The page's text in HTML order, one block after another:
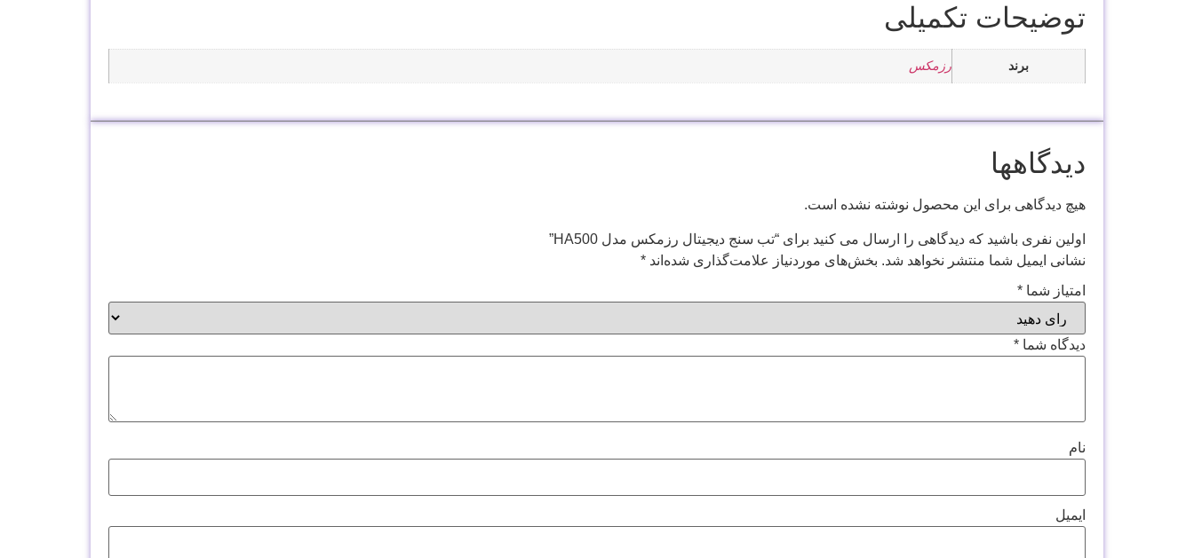
توضیحات تکمیلی
برند رزمکس
دیدگاهها
هیچ دیدگاهی برای این محصول نوشته نشده است.
اولین نفری باشید که دیدگاهی را ارسال می کنید برای “تب سنج دیجیتال رزمکس مدل HA500”
نشانی ایمیل شما منتشر نخواهد شد. بخش‌های موردنیاز علامت‌گذاری شده‌اند *
امتیاز شما *
دیدگاه شما *
نام
ایمیل